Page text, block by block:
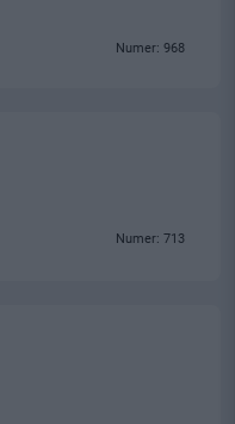
Numer: 968
Numer: 713